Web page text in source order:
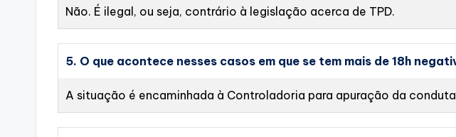
Não. É ilegal, ou seja, contrário à legislação acerca de TPD.
5. O que acontece nesses casos em que se tem mais de 18h
A situação é encaminhada à Controladoria para apuração da